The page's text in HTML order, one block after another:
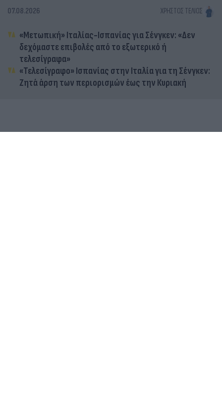
07.08.2026 ΧΡΉΣΤΟΣ ΤΈΛΙΟΣ
«Μετωπική» Ιταλίας-Ισπανίας για Σένγκεν: «Δεν
δεχόμαστε επιβολές από το εξωτερικό ή
τελεσίγραφα»
«Τελεσίγραφο» Ισπανίας στην Ιταλία για τη Σένγκεν:
Ζητά άρση των περιορισμών έως την Κυριακή